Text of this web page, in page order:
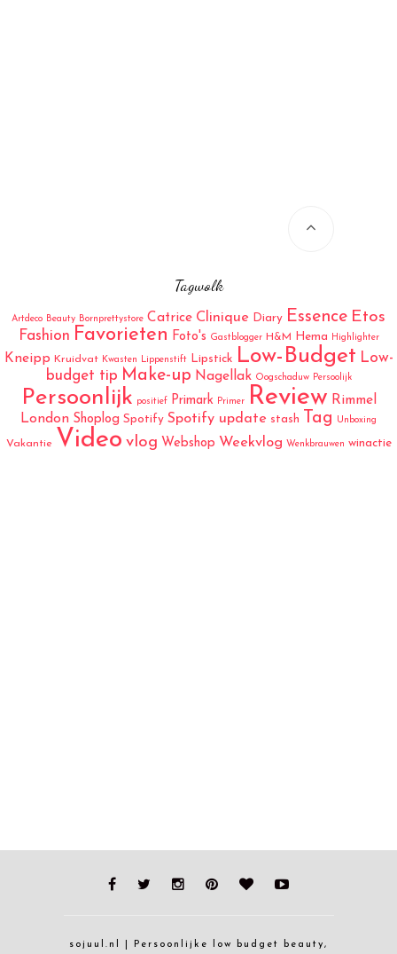
Tagwolk
Artdeco Beauty Bornprettystore Catrice Clinique Diary Essence Etos
Fashion Favorieten Foto's Gastblogger H&M Hema Highlighter
Kneipp Kruidvat Kwasten Lippenstift Lipstick Low-Budget Low-
budget tip Make-up Nagellak Oogschaduw Persoolijk
Persoonlijk positief Primark Primer Review Rimmel
London Shoplog Spotify Spotify update stash Tag Unboxing
Vakantie Video vlog Webshop Weekvlog Wenkbrauwen winactie
sojuul.nl | Persoonlijke low budget beauty,